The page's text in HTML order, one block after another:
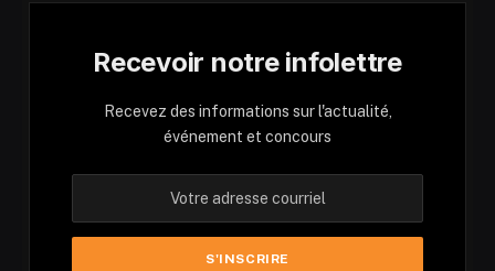
Recevoir notre infolettre
Recevez des informations sur l'actualité,
événement et concours